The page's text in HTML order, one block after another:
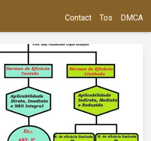
Contact Tos DMCA